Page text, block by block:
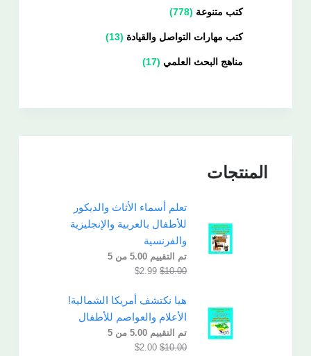
كتب متنوعة 778
كتب مهارات التواصل والقيادة 13
مناهج البحث العلمي 17
المنتجات
تعلم أسماء الأثاث والديكور
للأطفال بالعربية والإنجليزية
والفرنسية
تم التقييم 5.00من 5
$10.00
$2.99
هيا نكتشف أمريكا الشمالية!
الأعلام والعواصم للأطفال
تم التقييم 5.00من 5
$10.00
$2.00